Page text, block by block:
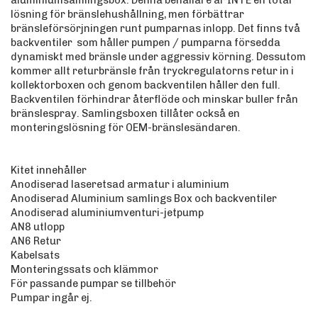
lösning för bränslehushållning, men förbättrar
bränsleförsörjningen runt pumparnas inlopp. Det finns två
backventiler som håller pumpen / pumparna försedda
dynamiskt med bränsle under aggressiv körning. Dessutom
kommer allt returbränsle från tryckregulatorns retur in i
kollektorboxen och genom backventilen håller den full.
Backventilen förhindrar återflöde och minskar buller från
bränslespray. Samlingsboxen tillåter också en
monteringslösning för OEM-bränslesändaren.
Kitet innehåller
Anodiserad laseretsad armatur i aluminium
Anodiserad Aluminium samlings Box och backventiler
Anodiserad aluminiumventuri-jetpump
AN8 utlopp
AN6 Retur
Kabelsats
Monteringssats och klämmor
För passande pumpar se tillbehör
Pumpar ingår ej.